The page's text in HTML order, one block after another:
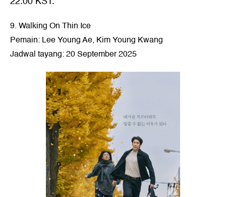
9. Walking On Thin Ice
Pemain: Lee Young Ae, Kim Young Kwang
Jadwal tayang: 20 September 2025